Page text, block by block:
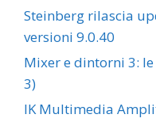
Steinberg rilascia
versioni 9.0.40
Mixer e dintorni 3:
3)
IK Multimedia